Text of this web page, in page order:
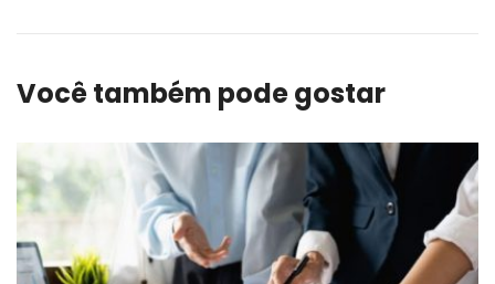
Você também pode gostar